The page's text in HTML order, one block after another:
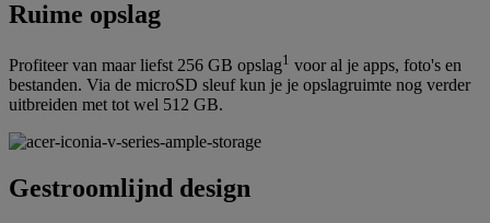
Ruime opslag
Profiteer van maar liefst 256 GB opslag1 voor al je apps, foto's en
bestanden. Via de microSD sleuf kun je je opslagruimte nog verder
uitbreiden met tot wel 512 GB.
Gestroomlijnd design